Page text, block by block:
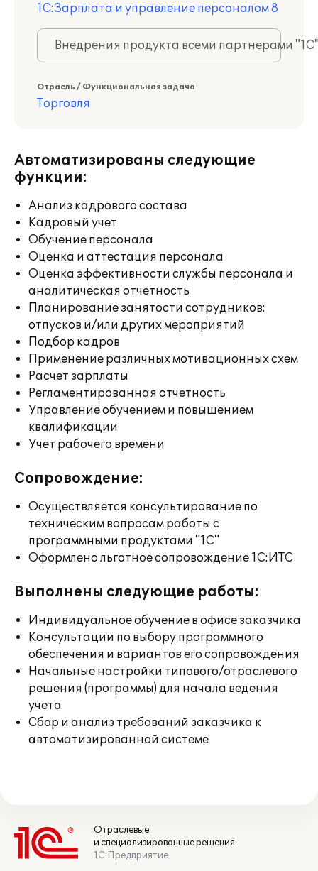
1С:Зарплата и управление персоналом 8
Внедрения продукта всеми партнерами
Отрасль / Функциональная задача
Торговля
Автоматизированы следующие
функции:
Анализ кадрового состава
Кадровый учет
Обучение персонала
Оценка и аттестация персонала
Оценка эффективности службы персонала и
аналитическая отчетность
Планирование занятости сотрудников:
отпусков и/или других мероприятий
Подбор кадров
Применение различных мотивационных схем
Расчет зарплаты
Регламентированная отчетность
Управление обучением и повышением
квалификации
Учет рабочего времени
Сопровождение:
Осуществляется консультирование по
техническим вопросам работы с
программными продуктами "1С"
Оформлено льготное сопровождение 1С:ИТС
Выполнены следующие работы:
Индивидуальное обучение в офисе заказчика
Консультации по выбору программного
обеспечения и вариантов его сопровождения
Начальные настройки типового/отраслевого
решения (программы) для начала ведения
учета
Сбор и анализ требований заказчика к
автоматизированной системе
Отраслевые
и специализированные решения
1С:Предприятие